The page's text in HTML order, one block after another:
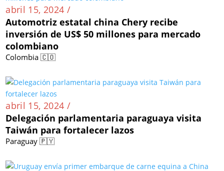
abril 15, 2024 /
Automotriz estatal china Chery recibe
inversión de US$ 50 millones para mercado
colombiano
Colombia 🇨🇴
abril 15, 2024 /
Delegación parlamentaria paraguaya visita
Taiwán para fortalecer lazos
Paraguay 🇵🇾